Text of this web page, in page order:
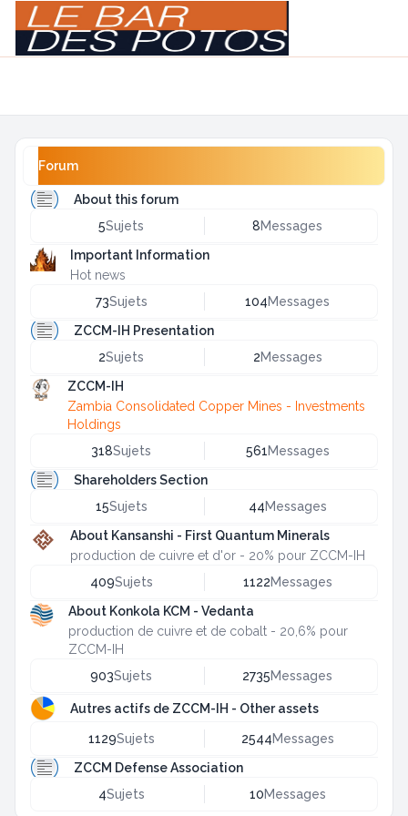
Forum
About this forum
5Sujets 8Messages
Important Information
Hot news
73Sujets 104Messages
ZCCM-IH Presentation
2Sujets 2Messages
ZCCM-IH
Zambia Consolidated Copper Mines - Investments
Holdings
318Sujets 561Messages
Shareholders Section
15Sujets 44Messages
About Kansanshi - First Quantum Minerals
production de cuivre et d'or - 20% pour ZCCM-IH
409Sujets 1122Messages
About Konkola KCM - Vedanta
production de cuivre et de cobalt - 20,6% pour
ZCCM-IH
903Sujets 2735Messages
Autres actifs de ZCCM-IH - Other assets
1129Sujets 2544Messages
ZCCM Defense Association
4Sujets 10Messages